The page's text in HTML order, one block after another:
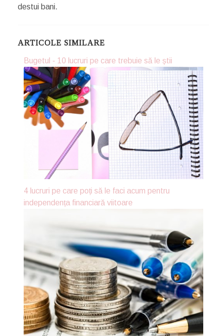
destui bani.
ARTICOLE SIMILARE
Bugetul - 10 lucruri pe care trebuie să le știi
4 lucruri pe care poți să le faci acum pentru
independența financiară viitoare